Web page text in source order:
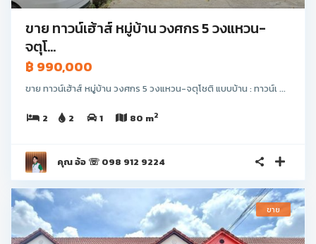
ขาย ทาวน์เฮ้าส์ หมู่บ้าน วงศกร 5 วงแหวน-
จตุโ...
฿ 990,000
ขาย ทาวน์เฮ้าส์ หมู่บ้าน วงศกร 5 วงแหวน-จตุโชติ แบบบ้าน : ทาวน์เ ...
2 2 1 80 m2
คุณ อ้อ ☏ 098 912 9224
ขาย